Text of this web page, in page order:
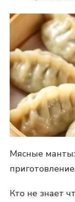
Мясные
Кто не знает